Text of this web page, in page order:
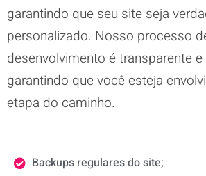
garantindo que seu site seja
personalizado. Nosso processo
desenvolvimento é transparente
garantindo que você esteja
etapa do caminho.
Backups regulares do site;